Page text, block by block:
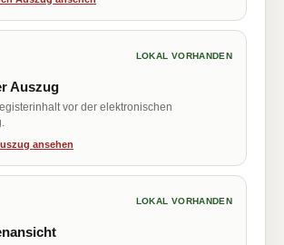
LOKAL VORHANDEN
Auszug
vor der elektronischen
ansehen
LOKAL VORHANDEN